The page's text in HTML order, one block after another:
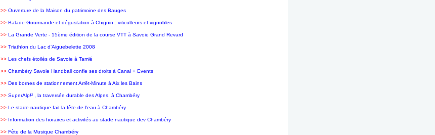
>> Ouverture de la Maison du patrimoine des Bauges
>> Balade Gourmande et dégustation à Chignin : viticulteurs et vignobles
>> La Grande Verte - 15ème édition de la course VTT à Savoie Grand Revard
>> Triathlon du Lac d'Aiguebelette 2008
>> Les chefs étoilés de Savoie à Tamié
>> Chambéry Savoie Handball confie ses droits à Canal + Events
>> Des bornes de stationnement Arrêt-Minute à Aix les Bains
>> SuperAlp!² , la traversée durable des Alpes, à Chambéry
>> Le stade nautique fait la fête de l'eau à Chambéry
>> Information des horaires et activités au stade nautique dev Chambéry
>> Fête de la Musique Chambéry